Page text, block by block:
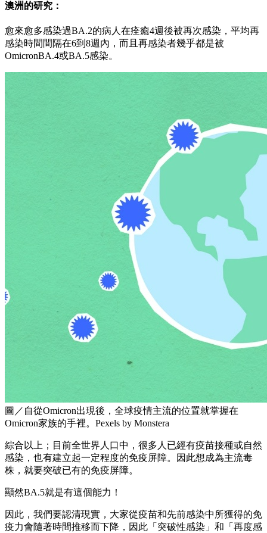
澳洲的研究：
愈來愈多感染過BA.2的病人在痊癒4週後被再次感染，平均再
感染時間間隔在6到8週內，而且再感染者幾乎都是被
OmicronBA.4或BA.5感染。
圖／自從Omicron出現後，全球疫情主流的位置就掌握在
Omicron家族的手裡。Pexels by Monstera
綜合以上；目前全世界人口中，很多人已經有疫苗接種或自然
感染，也有建立起一定程度的免疫屏障。因此想成為主流毒
株，就要突破已有的免疫屏障。
顯然BA.5就是有這個能力！
因此，我們要認清現實，大家從疫苗和先前感染中所獲得的免
疫力會隨著時間推移而下降，因此「突破性感染」和「再度感